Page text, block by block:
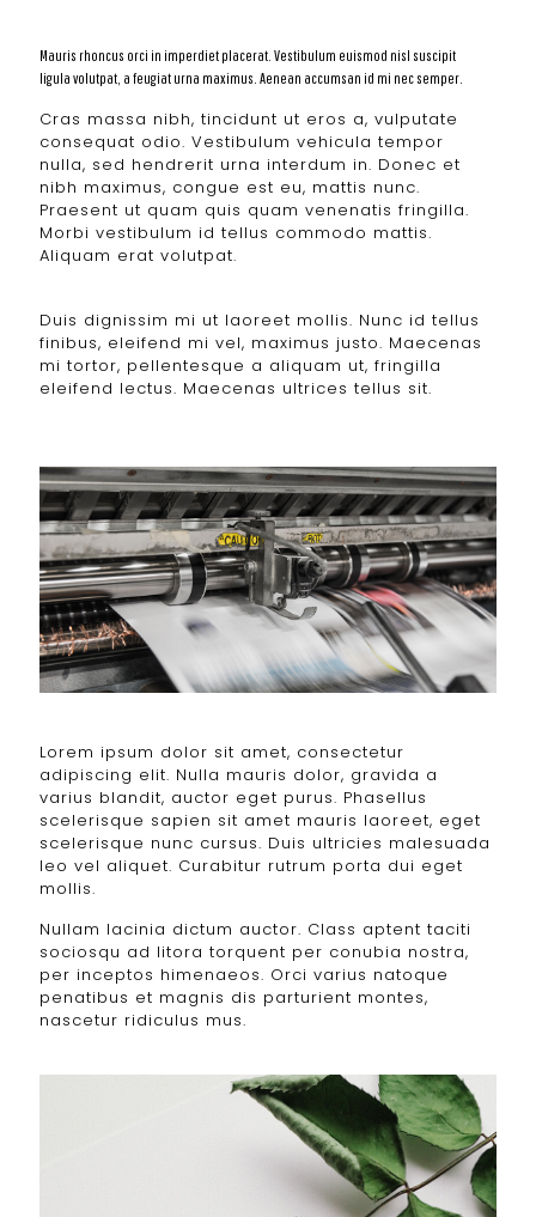
Mauris rhoncus orci in imperdiet placerat. Vestibulum euismod nisl suscipit
ligula volutpat, a feugiat urna maximus. Aenean accumsan id mi nec semper.
Cras massa nibh, tincidunt ut eros a, vulputate
consequat odio. Vestibulum vehicula tempor
nulla, sed hendrerit urna interdum in. Donec et
nibh maximus, congue est eu, mattis nunc.
Praesent ut quam quis quam venenatis fringilla.
Morbi vestibulum id tellus commodo mattis.
Aliquam erat volutpat.
Duis dignissim mi ut laoreet mollis. Nunc id tellus
finibus, eleifend mi vel, maximus justo. Maecenas
mi tortor, pellentesque a aliquam ut, fringilla
eleifend lectus. Maecenas ultrices tellus sit.
Lorem ipsum dolor sit amet, consectetur
adipiscing elit. Nulla mauris dolor, gravida a
varius blandit, auctor eget purus. Phasellus
scelerisque sapien sit amet mauris laoreet, eget
scelerisque nunc cursus. Duis ultricies malesuada
leo vel aliquet. Curabitur rutrum porta dui eget
mollis.
Nullam lacinia dictum auctor. Class aptent taciti
sociosqu ad litora torquent per conubia nostra,
per inceptos himenaeos. Orci varius natoque
penatibus et magnis dis parturient montes,
nascetur ridiculus mus.